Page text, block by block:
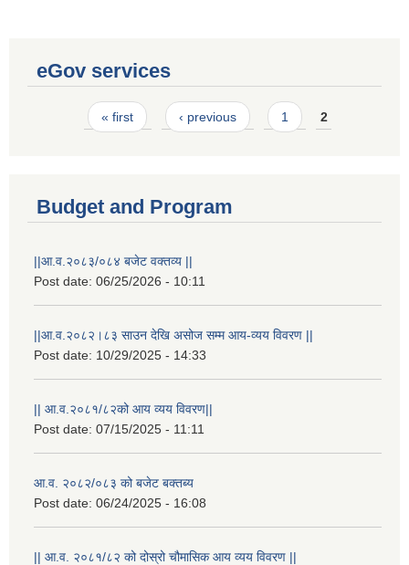
eGov services
Pages« first ‹ previous 1 2
Budget and Program
||आ.व.२०८३/०८४ बजेट वक्तव्य ||
Post date: 06/25/2026 - 10:11
||आ.व.२०८२।८३ साउन देखि असोज सम्म आय-व्यय विवरण ||
Post date: 10/29/2025 - 14:33
|| आ.व.२०८१/८२को आय व्यय विवरण||
Post date: 07/15/2025 - 11:11
आ.व. २०८२/०८३ को बजेट बक्तब्य
Post date: 06/24/2025 - 16:08
|| आ.व. २०८१/८२ को दोस्रो चौमासिक आय व्यय विवरण ||